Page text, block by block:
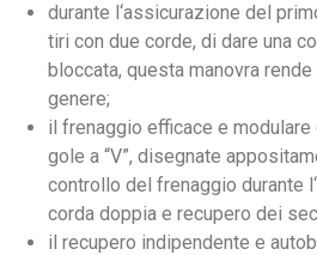
durante l‘assicurazione del
tiri con due corde, di dare una
bloccata, questa manovra
genere;
il frenaggio efficace e
gole a “V”, disegnate
controllo del frenaggio durante
corda doppia e recupero dei
il recupero indipendente e